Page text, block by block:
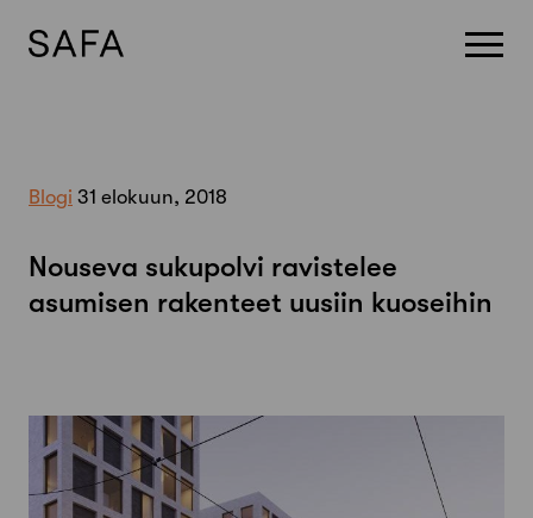
Blogi 31 elokuun, 2018
Nouseva sukupolvi ravistelee
asumisen rakenteet uusiin kuoseihin